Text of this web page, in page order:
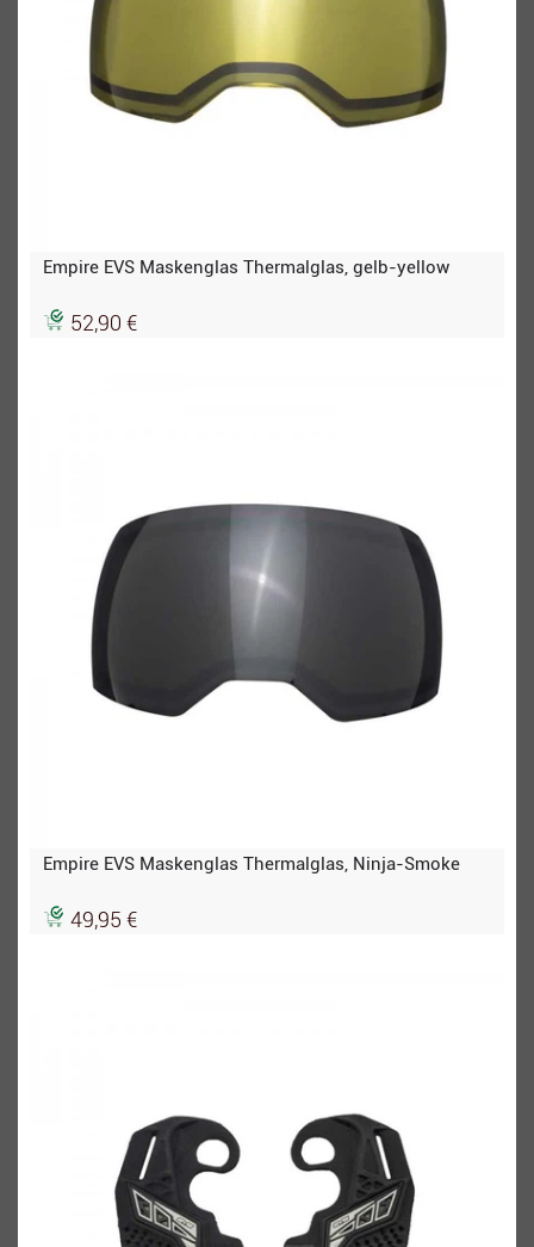
Empire EVS Maskenglas Thermalglas, gelb-yellow
52,90 €
Empire EVS Maskenglas Thermalglas, Ninja-Smoke
49,95 €